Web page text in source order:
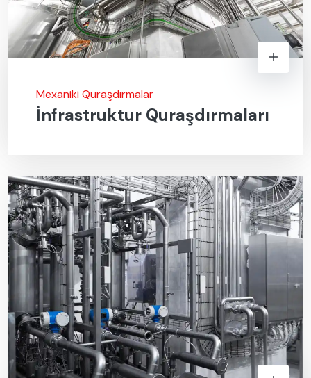
Mexaniki Quraşdırmalar
İnfrastruktur Quraşdırmaları